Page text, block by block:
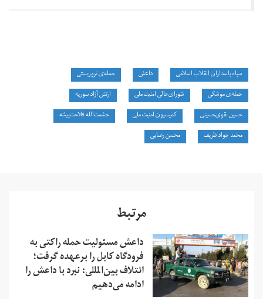
سپاه پاسداران انقلاب اسلامی داعش
حمله‌ی تروریستی
حمله‌ی موشکی
شورای‌عالی‌ امنیت‌ ملی
ارتش آزاد سوریه
حسین نقوی‌حسینی
کمیسیون امنیت ملی
حشمت‌الله فلاحت‌پیشه
محمد جواد ظریف
محسن رضایی
مرتبط
داعش مسئولیت حمله راکتی به
فرودگاه کابل را برعهده گرفت؛
ائتلاف بین‌المللی: نبرد با داعش را
ادامه می‌دهیم